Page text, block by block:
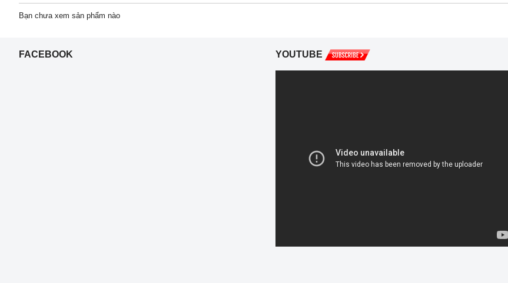
Bạn chưa xem sản phẩm nào
FACEBOOK YOUTUBE